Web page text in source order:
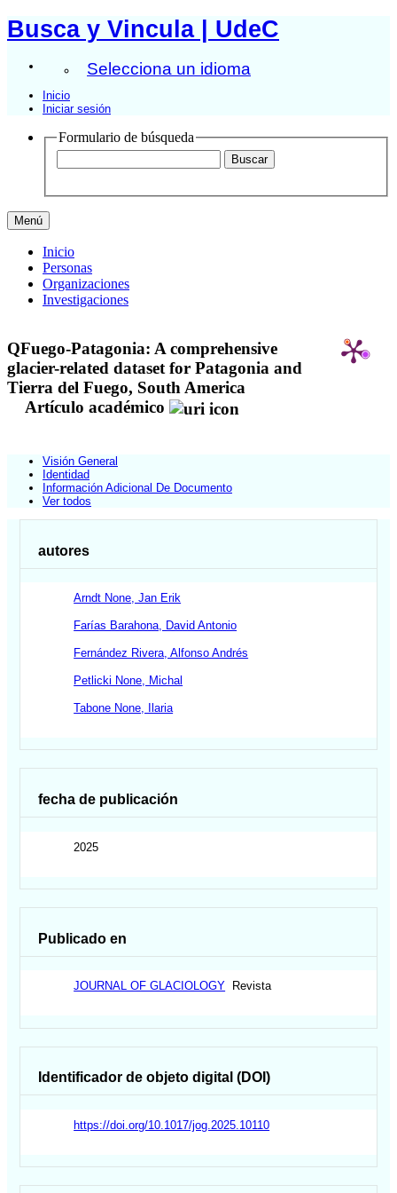
Busca y Vincula | UdeC
Selecciona un idioma
Inicio
Iniciar sesión
Formulario de búsqueda
Menú
Inicio
Personas
Organizaciones
Investigaciones
QFuego-Patagonia: A comprehensive
glacier-related dataset for Patagonia and
Tierra del Fuego, South America
Artículo académico
Visión General
Identidad
Información Adicional De Documento
Ver todos
autores
Arndt None, Jan Erik
Farías Barahona, David Antonio
Fernández Rivera, Alfonso Andrés
Petlicki None, Michal
Tabone None, Ilaria
fecha de publicación
2025
Publicado en
JOURNAL OF GLACIOLOGY Revista
Identificador de objeto digital (DOI)
https://doi.org/10.1017/jog.2025.10110